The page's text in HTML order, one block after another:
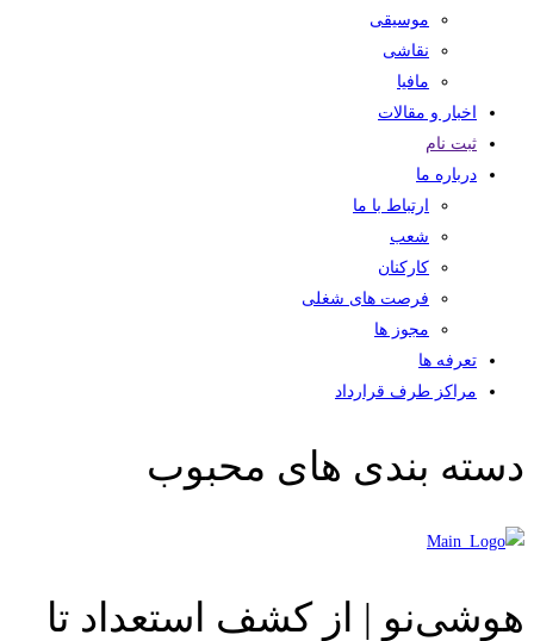
موسیقی
نقاشی
مافیا
اخبار و مقالات
ثبت نام
درباره ما
ارتباط با ما
شعب
کارکنان
فرصت های شغلی
مجوز ها
تعرفه ها
مراکز طرف قرارداد
دسته بندی های محبوب
هوشی‌نو | از کشف استعداد تا